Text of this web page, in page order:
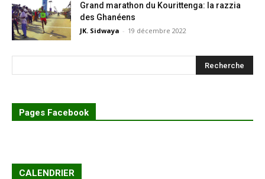
Grand marathon du Kourittenga: la razzia
des Ghanéens
JK. Sidwaya - 19 décembre 2022
Pages Facebook
CALENDRIER